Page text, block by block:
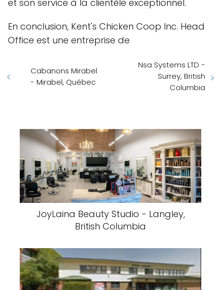
et son service à la clientèle exceptionnel.
En conclusion, Kent's Chicken Coop Inc. Head
Office est une entreprise de
Cabanons Mirabel
- Mirabel, Québec
Nsa Systems LTD -
Surrey, British
Columbia
JoyLaina Beauty Studio - Langley,
British Columbia